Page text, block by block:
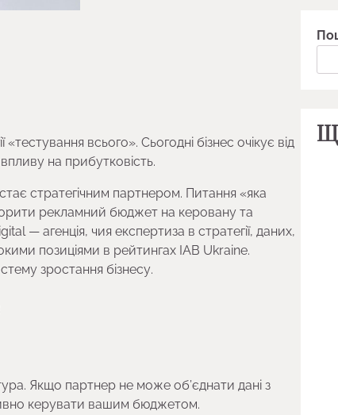
всього». Сьогодні бізнес очікує від
на прибутковість.
стратегічним партнером. Питання «яка
рекламний бюджет на керовану та
— агенція, чия експертиза в стратегії, даних,
позиціями в рейтингах IAB Ukraine.
зростання бізнесу.
Якщо партнер не може об’єднати дані з
керувати вашим бюджетом.